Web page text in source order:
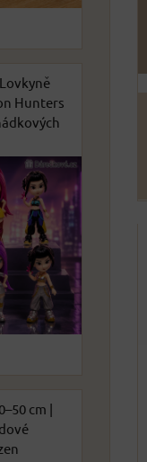
Hunters
cm |